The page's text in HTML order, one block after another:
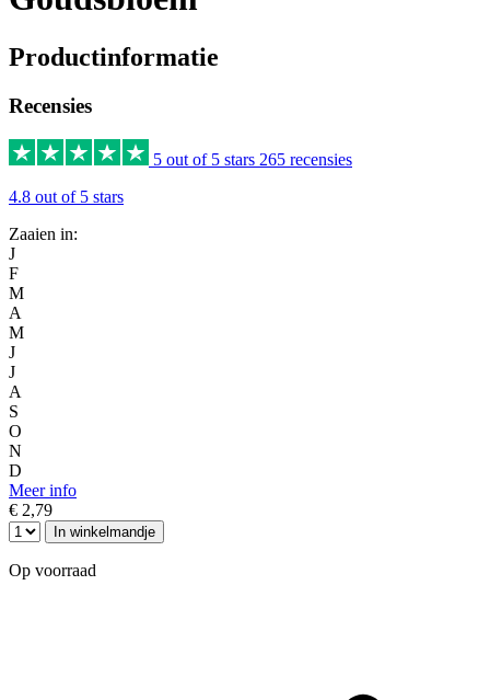
Productinformatie
Recensies
5 out of 5 stars 265 recensies
4.8 out of 5 stars
Zaaien in:
J
F
M
A
M
J
J
A
S
O
N
D
Meer info
€ 2,79
In winkelmandje
Op voorraad